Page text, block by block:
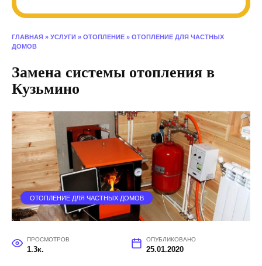
ГЛАВНАЯ » УСЛУГИ » ОТОПЛЕНИЕ » ОТОПЛЕНИЕ ДЛЯ ЧАСТНЫХ
ДОМОВ
Замена системы отопления в
Кузьмино
ОТОПЛЕНИЕ ДЛЯ ЧАСТНЫХ ДОМОВ
ПРОСМОТРОВ
1.3к.
ОПУБЛИКОВАНО
25.01.2020